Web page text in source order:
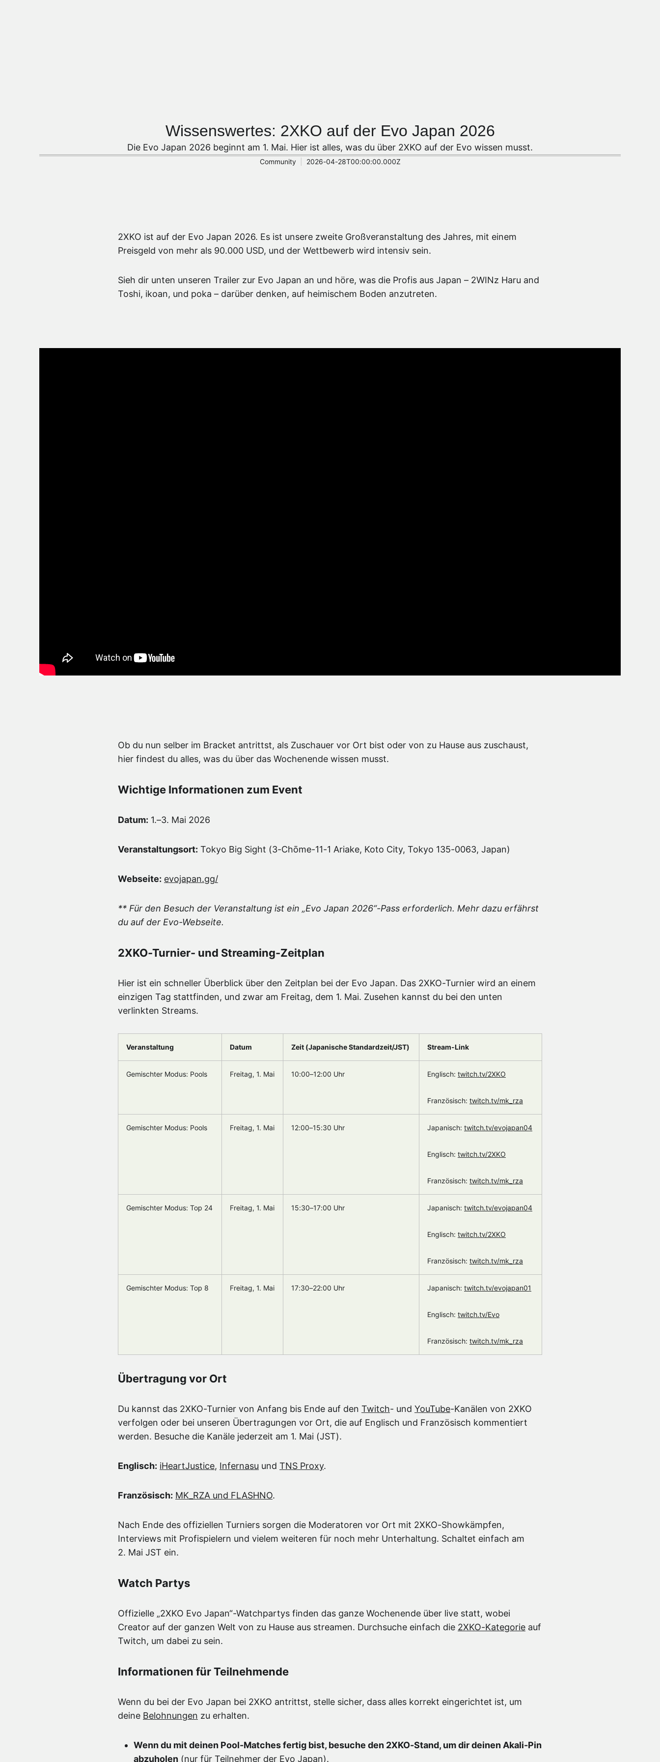
Wissenswertes: 2XKO auf der Evo Japan 2026
Die Evo Japan 2026 beginnt am 1. Mai. Hier ist alles, was du über 2XKO auf der Evo wissen musst.
Community 2026-04-28T00:00:00.000Z
2XKO ist auf der Evo Japan 2026. Es ist unsere zweite Großveranstaltung des Jahres, mit einem
Preisgeld von mehr als 90.000 USD, und der Wettbewerb wird intensiv sein.
Sieh dir unten unseren Trailer zur Evo Japan an und höre, was die Profis aus Japan – 2WINz Haru and
Toshi, ikoan, und poka – darüber denken, auf heimischem Boden anzutreten.
Ob du nun selber im Bracket antrittst, als Zuschauer vor Ort bist oder von zu Hause aus zuschaust,
hier findest du alles, was du über das Wochenende wissen musst.
Wichtige Informationen zum Event
Datum: 1.–3. Mai 2026
Veranstaltungsort: Tokyo Big Sight (3-Chōme-11-1 Ariake, Koto City, Tokyo 135-0063, Japan)
Webseite: evojapan.gg/
** Für den Besuch der Veranstaltung ist ein „Evo Japan 2026“-Pass erforderlich. Mehr dazu erfährst
du auf der Evo-Webseite.
2XKO-Turnier- und Streaming-Zeitplan
Hier ist ein schneller Überblick über den Zeitplan bei der Evo Japan. Das 2XKO-Turnier wird an einem
einzigen Tag stattfinden, und zwar am Freitag, dem 1. Mai. Zusehen kannst du bei den unten
verlinkten Streams.
Veranstaltung Datum Zeit (Japanische Standardzeit/JST) Stream-Link
Gemischter Modus: Pools Freitag, 1. Mai 10:00–12:00 Uhr Englisch: twitch.tv/2XKO
Französisch: twitch.tv/mk_rza
Gemischter Modus: Pools Freitag, 1. Mai 12:00–15:30 Uhr Japanisch: twitch.tv/evojapan04
Englisch: twitch.tv/2XKO
Französisch: twitch.tv/mk_rza
Gemischter Modus: Top 24 Freitag, 1. Mai 15:30–17:00 Uhr Japanisch: twitch.tv/evojapan04
Englisch: twitch.tv/2XKO
Französisch: twitch.tv/mk_rza
Gemischter Modus: Top 8 Freitag, 1. Mai 17:30–22:00 Uhr Japanisch: twitch.tv/evojapan01
Englisch: twitch.tv/Evo
Französisch: twitch.tv/mk_rza
Übertragung vor Ort
Du kannst das 2XKO-Turnier von Anfang bis Ende auf den Twitch- und YouTube-Kanälen von 2XKO
verfolgen oder bei unseren Übertragungen vor Ort, die auf Englisch und Französisch kommentiert
werden. Besuche die Kanäle jederzeit am 1. Mai (JST).
Englisch: iHeartJustice, Infernasu und TNS Proxy.
Französisch: MK_RZA und FLASHNO.
Nach Ende des offiziellen Turniers sorgen die Moderatoren vor Ort mit 2XKO-Showkämpfen,
Interviews mit Profispielern und vielem weiteren für noch mehr Unterhaltung. Schaltet einfach am
2. Mai JST ein.
Watch Partys
Offizielle „2XKO Evo Japan“-Watchpartys finden das ganze Wochenende über live statt, wobei
Creator auf der ganzen Welt von zu Hause aus streamen. Durchsuche einfach die 2XKO-Kategorie auf
Twitch, um dabei zu sein.
Informationen für Teilnehmende
Wenn du bei der Evo Japan bei 2XKO antrittst, stelle sicher, dass alles korrekt eingerichtet ist, um
deine Belohnungen zu erhalten.
Wenn du mit deinen Pool-Matches fertig bist, besuche den 2XKO-Stand, um dir deinen Akali-Pin
abzuholen (nur für Teilnehmer der Evo Japan).